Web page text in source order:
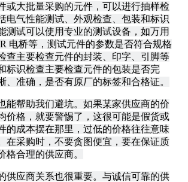
或大批量采购的元件，可以进行抽样检
电气性能测试、外观检查、包装和标识
测试可以使用专业的测试设备，如万用
电桥等，测试元件的参数是否符合规格
查主要检查元件的封装、印字、引脚等
标识检查主要检查元件的包装是否完
、准确，是否有原厂的标签和合格证。
能帮助我们避坑。如果某家供应商的价
价格，就要警惕了，这很可能是假货或
的成本摆在那里，过低的价格往往意味
在采购时，不要贪图便宜，要在保证质
格合理的供应商。
供应商关系也很重要。与诚信可靠的供